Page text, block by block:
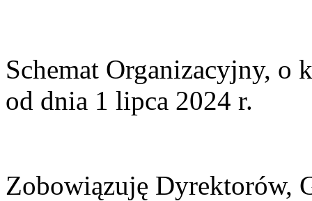
Schemat Organizacyjny, o
od dnia 1 lipca 2024 r.
Zobowiązuję Dyrektorów,